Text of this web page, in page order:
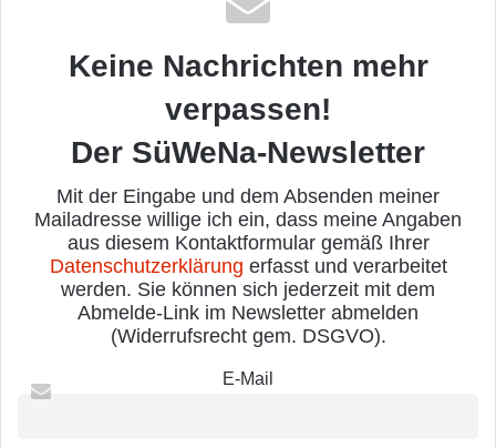
Keine Nachrichten mehr
verpassen!
Der SüWeNa-Newsletter
Mit der Eingabe und dem Absenden meiner
Mailadresse willige ich ein, dass meine Angaben
aus diesem Kontaktformular gemäß Ihrer
Datenschutzerklärung erfasst und verarbeitet
werden. Sie können sich jederzeit mit dem
Abmelde-Link im Newsletter abmelden
(Widerrufsrecht gem. DSGVO).
E-Mail